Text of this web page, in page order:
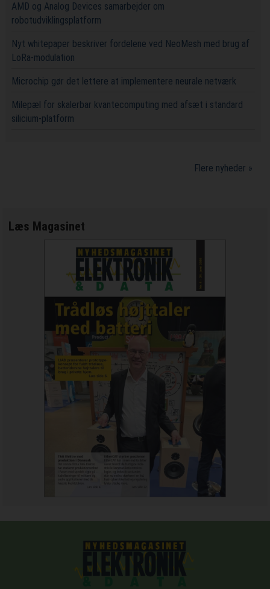
AMD og Analog Devices samarbejder om
robotudviklingsplatform
Nyt whitepaper beskriver fordelene ved NeoMesh med brug af
LoRa-modulation
Microchip gør det lettere at implementere neurale netværk
Milepæl for skalerbar kvantecomputing med afsæt i standard
silicium-platform
Flere nyheder »
Læs Magasinet